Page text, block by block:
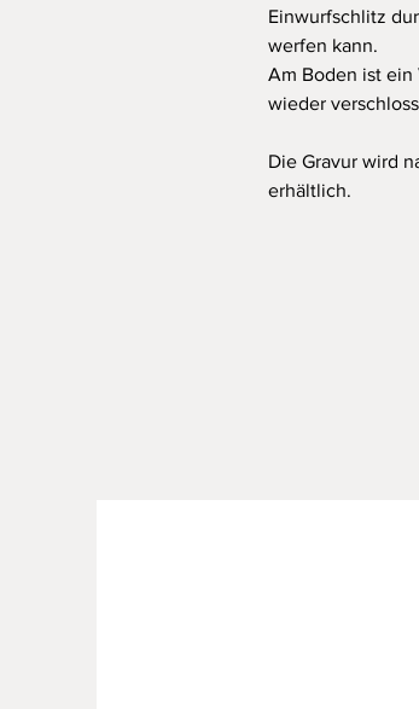
Einwurfschlitz
werfen kann.
Am Boden ist ein
wieder
Die Gravur wird
erhältlich.